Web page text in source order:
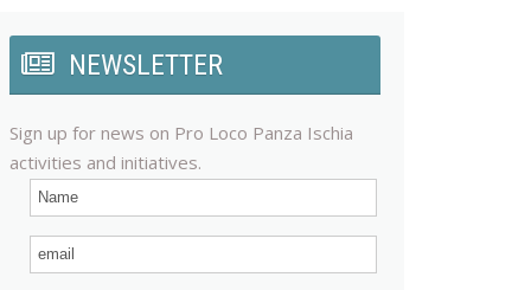
NEWSLETTER
Sign up for news on Pro Loco Panza Ischia
activities and initiatives.